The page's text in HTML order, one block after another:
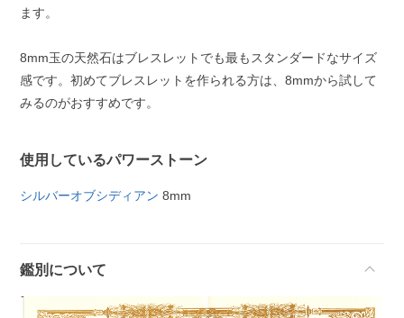
ます。
8mm玉の天然石はブレスレットでも最もスタンダードなサイズ
感です。初めてブレスレットを作られる方は、8mmから試して
みるのがおすすめです。
使用しているパワーストーン
シルバーオブシディアン 8mm
鑑別について